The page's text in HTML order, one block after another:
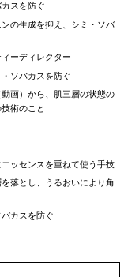
スを防ぐ
の生成を抑え、シミ・ソバ
ーディレクター
ソバカスを防ぐ
画）から、肌三層の状態の
術のこと
ッセンスを重ねて使う手技
落とし、うるおいにより角
カスを防ぐ